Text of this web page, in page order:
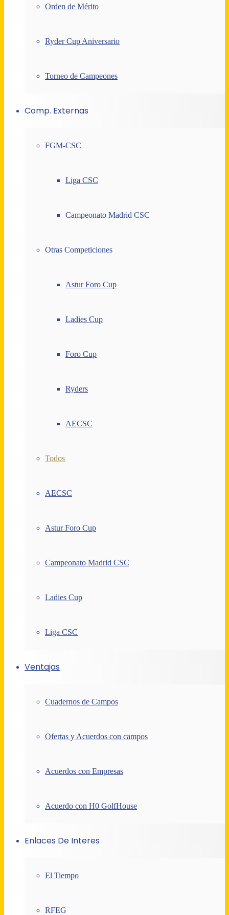
Orden de Mérito
Ryder Cup Aniversario
Torneo de Campeones
Comp. Externas
FGM-CSC
Liga CSC
Campeonato Madrid CSC
Otras Competiciones
Astur Foro Cup
Ladies Cup
Foro Cup
Ryders
AECSC
Todos
AECSC
Astur Foro Cup
Campeonato Madrid CSC
Ladies Cup
Liga CSC
Ventajas
Cuadernos de Campos
Ofertas y Acuerdos con campos
Acuerdos con Empresas
Acuerdo con H0 GolfHouse
Enlaces De Interes
El Tiempo
RFEG